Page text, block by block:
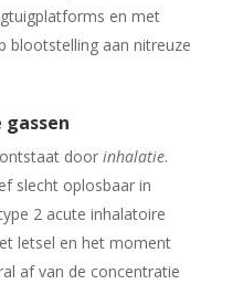
en met
blootstelling aan nitreuze
door inhalatie.
slecht oplosbaar in
2 acute inhalatoire
letsel en het moment
af van de concentratie